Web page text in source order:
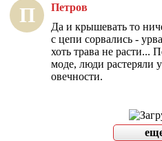
П Петров
Да и крышевать то
с цепи сорвались -
хоть трава не расти...
моде, люди растеряли
овечности.